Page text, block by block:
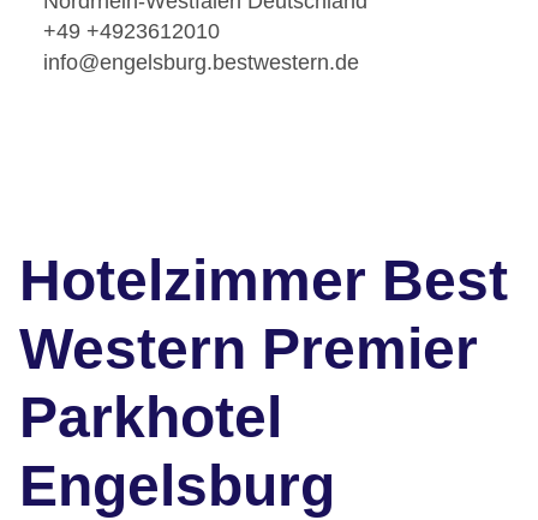
+49 +4923612010
info@engelsburg.bestwestern.de
Hotelzimmer Best
Western Premier
Parkhotel
Engelsburg